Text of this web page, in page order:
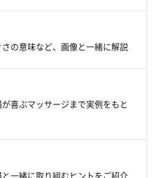
の意味など、画像と一緒に解説
喜ぶマッサージまで実例をもと